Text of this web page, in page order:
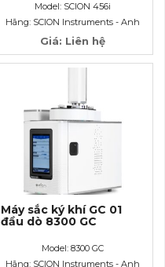
Model: SCION 456i
Hãng: SCION Instruments - Anh
Giá: Liên hệ
Máy sắc ký khí GC 01
đầu dò 8300 GC
Model: 8300 GC
Hãng: SCION Instruments - Anh